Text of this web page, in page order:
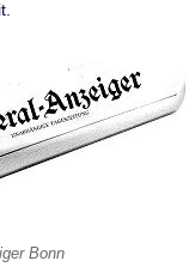
Bonn